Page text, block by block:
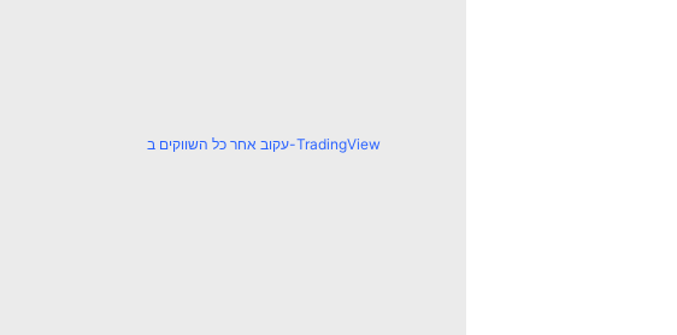
עקוב אחר כל השווקים ב-TradingView